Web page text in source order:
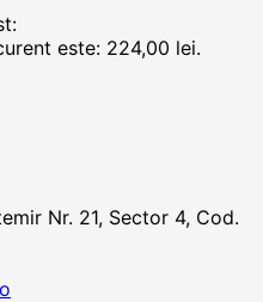
este: 224,00 lei.
Nr. 21, Sector 4, Cod.